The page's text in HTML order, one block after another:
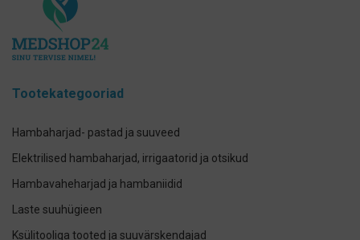
Tootekategooriad
Hambaharjad- pastad ja suuveed
Elektrilised hambaharjad, irrigaatorid ja otsikud
Hambavaheharjad ja hambaniidid
Laste suuhügieen
Ksülitooliga tooted ja suuvärskendajad